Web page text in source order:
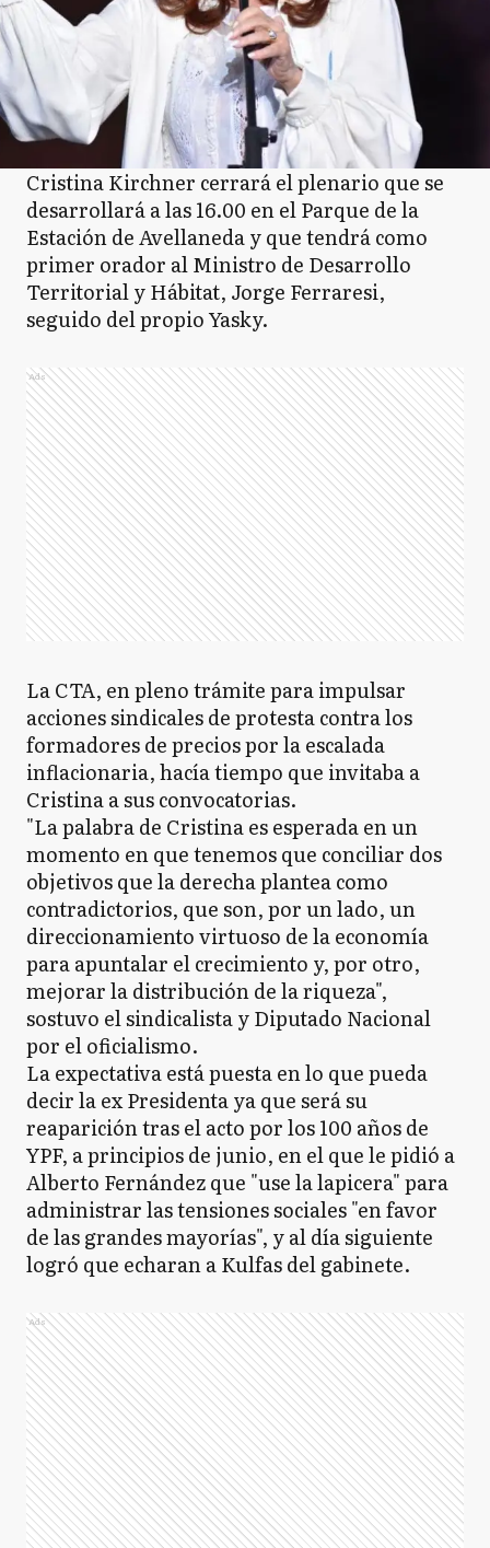
Cristina Kirchner cerrará el plenario que se
desarrollará a las 16.00 en el Parque de la
Estación de Avellaneda y que tendrá como
primer orador al Ministro de Desarrollo
Territorial y Hábitat, Jorge Ferraresi,
seguido del propio Yasky.
Ads
La CTA, en pleno trámite para impulsar
acciones sindicales de protesta contra los
formadores de precios por la escalada
inflacionaria, hacía tiempo que invitaba a
Cristina a sus convocatorias.
"La palabra de Cristina es esperada en un
momento en que tenemos que conciliar dos
objetivos que la derecha plantea como
contradictorios, que son, por un lado, un
direccionamiento virtuoso de la economía
para apuntalar el crecimiento y, por otro,
mejorar la distribución de la riqueza",
sostuvo el sindicalista y Diputado Nacional
por el oficialismo.
La expectativa está puesta en lo que pueda
decir la ex Presidenta ya que será su
reaparición tras el acto por los 100 años de
YPF, a principios de junio, en el que le pidió a
Alberto Fernández que "use la lapicera" para
administrar las tensiones sociales "en favor
de las grandes mayorías", y al día siguiente
logró que echaran a Kulfas del gabinete.
Ads